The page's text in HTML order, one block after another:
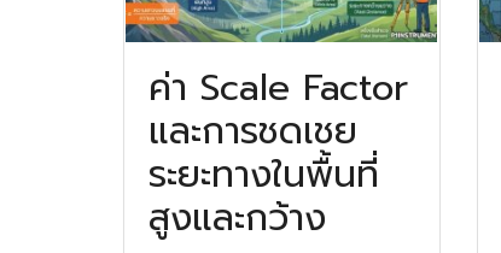
ค่า Scale Factor
และการชดเชย
ระยะทางในพื้นที่
สูงและกว้าง